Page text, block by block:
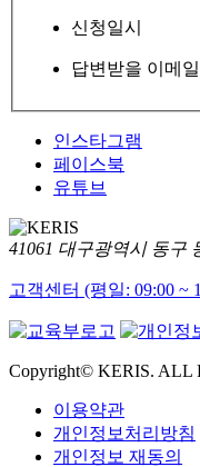
신청일시
답변받을 이메일
인스타그램
페이스북
유튜브
41061 대구광역시 동구
고객센터 (평일: 09:00 ~
Copyright© KERIS. ALL
이용약관
개인정보처리방침
개인정보 재동의